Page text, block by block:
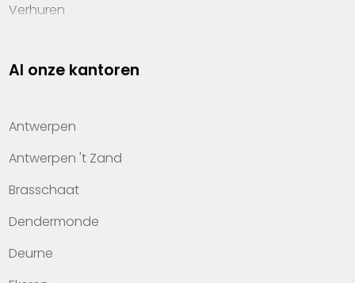
Verhuren
Property management
Kennis van wonen
Kantoren
Veelgestelde vragen
Werken bij Heylen Vastgoed
Contact
Al onze kantoren
Antwerpen
Antwerpen 't Zand
Brasschaat
Dendermonde
Deurne